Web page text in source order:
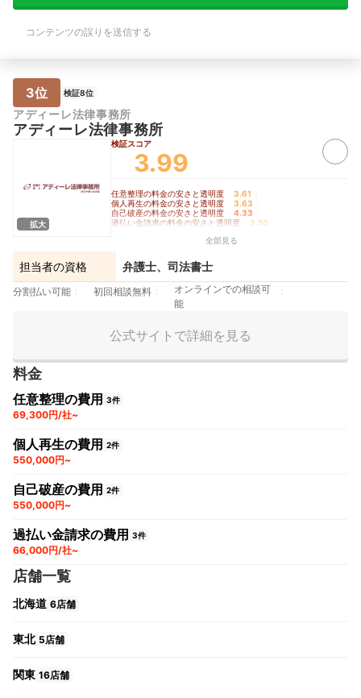
コンテンツの誤りを送信する
3位 検証8位
アディーレ法律事務所
アディーレ法律事務所
拡大
検証スコア
3.99
任意整理の料金の安さと透明度 3.61
個人再生の料金の安さと透明度 3.63
自己破産の料金の安さと透明度 4.33
過払い金請求の料金の安さと透明度 3.50
全部見る
担当者の資格 弁護士、司法書士
分割払い可能 初回相談無料
オンラインでの相談可
能
公式サイトで詳細を見る
料金
任意整理の費用 3件
69,300円/社~
個人再生の費用 2件
550,000円~
自己破産の費用 2件
550,000円~
過払い金請求の費用 3件
66,000円/社~
店舗一覧
北海道 6店舗
東北 5店舗
関東 16店舗